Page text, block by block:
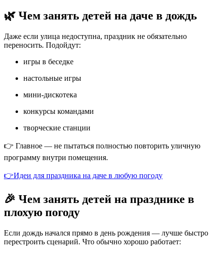
🌿 Чем занять детей на даче в дождь
Даже если улица недоступна, праздник не обязательно
переносить. Подойдут:
игры в беседке
настольные игры
мини-дискотека
конкурсы командами
творческие станции
👉 Главное — не пытаться полностью повторить уличную
программу внутри помещения.
👉Идеи для праздника на даче в любую погоду
🎉 Чем занять детей на празднике в
плохую погоду
Если дождь начался прямо в день рождения — лучше быстро
перестроить сценарий. Что обычно хорошо работает: